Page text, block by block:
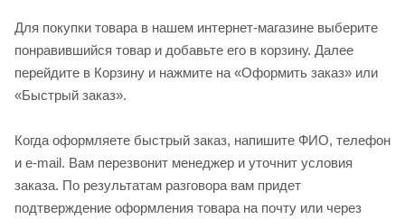
Для покупки товара в нашем интернет-магазине выберите
понравившийся товар и добавьте его в корзину. Далее
перейдите в Корзину и нажмите на «Оформить заказ» или
«Быстрый заказ».
Когда оформляете быстрый заказ, напишите ФИО, телефон
и e-mail. Вам перезвонит менеджер и уточнит условия
заказа. По результатам разговора вам придет
подтверждение оформления товара на почту или через